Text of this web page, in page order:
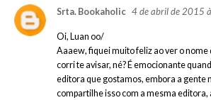
Srta. Bookaholic 4 de abril de 2015
Oi, Luan oo/
Aaaew, fiquei muito feliz ao ver o nome
corri te avisar, né? É emocionante
editora que gostamos, embora a gente
compartilhe isso com a mesma editora,